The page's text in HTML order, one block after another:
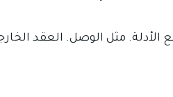
الأدلة. مثل الوصل. العقد